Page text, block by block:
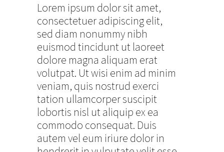
Lorem ipsum dolor sit amet,
consectetuer adipiscing elit,
sed diam nonummy nibh
euismod tincidunt ut laoreet
dolore magna aliquam erat
volutpat. Ut wisi enim ad minim
veniam, quis nostrud exerci
tation ullamcorper suscipit
lobortis nisl ut aliquip ex ea
commodo consequat. Duis
autem vel eum iriure dolor in